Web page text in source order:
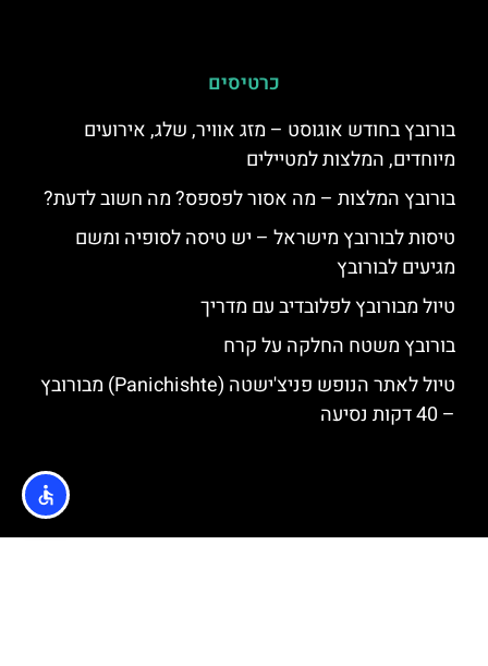
כרטיסים
בורובץ בחודש אוגוסט – מזג אוויר, שלג, אירועים
מיוחדים, המלצות למטיילים
בורובץ המלצות – מה אסור לפספס? מה חשוב לדעת?
טיסות לבורובץ מישראל – יש טיסה לסופיה ומשם
מגיעים לבורובץ
טיול מבורובץ לפלובדיב עם מדריך
בורובץ משטח החלקה על קרח
טיול לאתר הנופש פניצ'ישטה (Panichishte) מבורובץ
– 40 דקות נסיעה